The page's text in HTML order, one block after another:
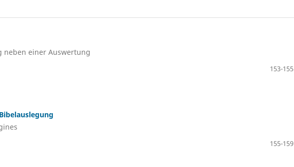
neben einer Auswertung
153-155
155-159